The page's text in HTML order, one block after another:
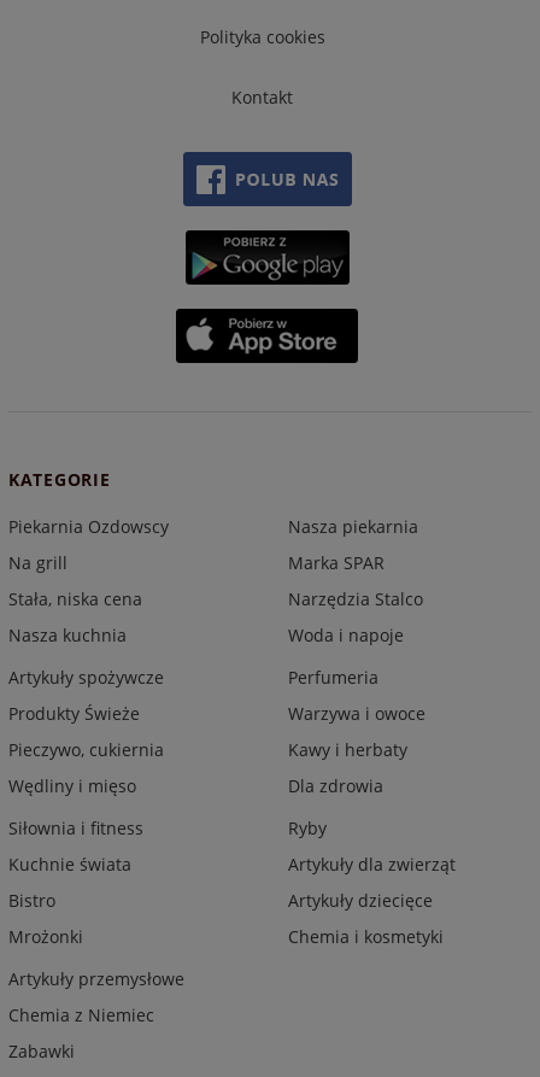
Polityka cookies
Kontakt
KATEGORIE
Piekarnia Ozdowscy
Na grill
Stała, niska cena
Nasza kuchnia
Nasza piekarnia
Marka SPAR
Narzędzia Stalco
Woda i napoje
Artykuły spożywcze
Produkty Świeże
Pieczywo, cukiernia
Wędliny i mięso
Perfumeria
Warzywa i owoce
Kawy i herbaty
Dla zdrowia
Siłownia i fitness
Kuchnie świata
Bistro
Mrożonki
Ryby
Artykuły dla zwierząt
Artykuły dziecięce
Chemia i kosmetyki
Artykuły przemysłowe
Chemia z Niemiec
Zabawki